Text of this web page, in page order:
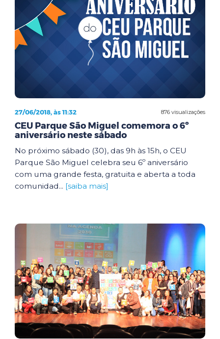
876 visualizações
27/06/2018, às 11:32
CEU Parque São Miguel comemora o 6º
aniversário neste sábado
No próximo sábado (30), das 9h às 15h, o CEU
Parque São Miguel celebra seu 6º aniversário
com uma grande festa, gratuita e aberta a toda
comunidad... [saiba mais]